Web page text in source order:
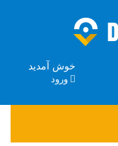
خوش آمدید
ورود